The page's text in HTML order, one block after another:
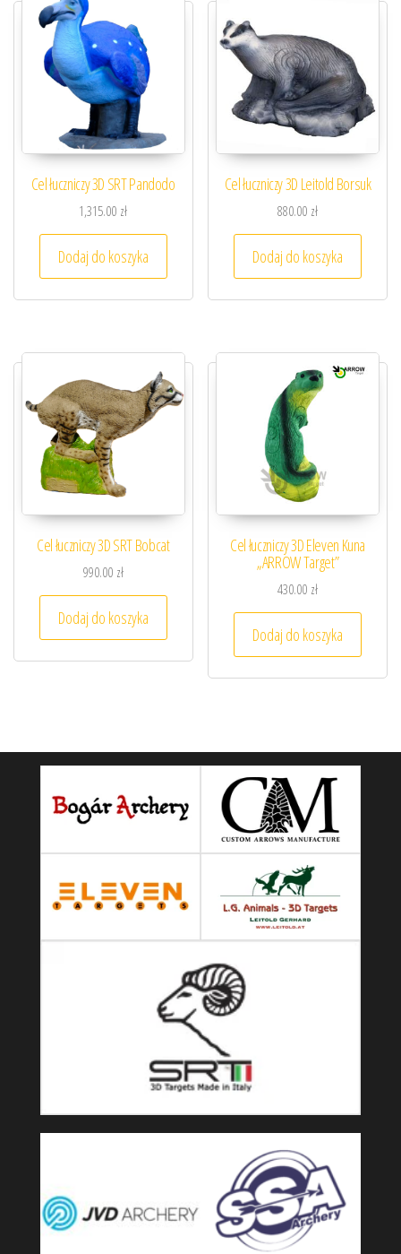
Cel łuczniczy 3D SRT Pandodo
1,315.00 zł
Dodaj do koszyka
Cel łuczniczy 3D Leitold Borsuk
880.00 zł
Dodaj do koszyka
Cel łuczniczy 3D SRT Bobcat
990.00 zł
Dodaj do koszyka
Cel łuczniczy 3D Eleven Kuna
„ARROW Target”
430.00 zł
Dodaj do koszyka